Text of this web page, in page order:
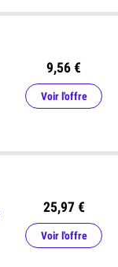
9,56 €
Voir l'offre
25,97 €
Voir l'offre